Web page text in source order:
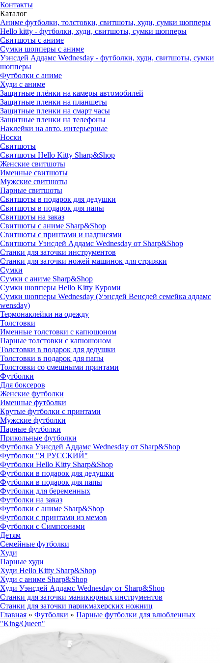
Контакты
Каталог
Аниме футболки, толстовки, свитшоты, худи, сумки шопперы
Hello kitty - футболки, худи, свитшоты, сумки шопперы
Свитшоты с аниме
Сумки шопперы с аниме
Уэнсдей Аддамс Wednesday - футболки, худи, свитшоты, сумки
шопперы
Футболки с аниме
Худи с аниме
Защитные плёнки на камеры автомобилей
Защитные пленки на планшеты
Защитные пленки на смарт часы
Защитные пленки на телефоны
Наклейки на авто, интерьерные
Носки
Свитшоты
Cвитшоты Hello Kitty Sharp&Shop
Женские свитшоты
Именные свитшоты
Мужские свитшоты
Парные свитшоты
Свитшоты в подарок для дедушки
Свитшоты в подарок для папы
Свитшоты на заказ
Свитшоты с аниме Sharp&Shop
Свитшоты с принтами и надписями
Свитшоты Уэнсдей Аддамс Wednesday от Sharp&Shop
Станки для заточки инструментов
Станки для заточки ножей машинок для стрижки
Сумки
Сумки с аниме Sharp&Shop
Сумки шопперы Hello Kitty Куроми
Сумки шопперы Wednesday (Уэнсдей Венсдей семейка аддамс
wensday)
Термонаклейки на одежду
Толстовки
Именные толстовки с капюшоном
Парные толстовки с капюшоном
Толстовки в подарок для дедушки
Толстовки в подарок для папы
Толстовки со смешными принтами
Футболки
Для боксеров
Женские футболки
Именные футболки
Крутые футболки с принтами
Мужские футболки
Парные футболки
Прикольные футболки
Футболка Уэнсдей Аддамс Wednesday от Sharp&Shop
Футболки "Я РУССКИЙ"
Футболки Hello Kitty Sharp&Shop
Футболки в подарок для дедушки
Футболки в подарок для папы
Футболки для беременных
Футболки на заказ
Футболки с аниме Sharp&Shop
Футболки с принтами из мемов
Футболки с Симпсонами
Детям
Семейные футболки
Худи
Парные худи
Худи Hello Kitty Sharp&Shop
Худи с аниме Sharp&Shop
Худи Уэнсдей Аддамс Wednesday от Sharp&Shop
Станки для заточки маникюрных инструментов
Станки для заточки парикмахерских ножниц
Главная » Футболки » Парные футболки для влюбленных
"King/Queen"